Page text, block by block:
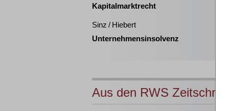
Kapitalmarktrecht
Sinz / Hiebert
Unternehmensinsolvenz
Aus den RWS